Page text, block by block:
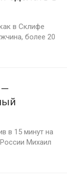
в Склифе
более 20
—
в 15 минут на
Михаил